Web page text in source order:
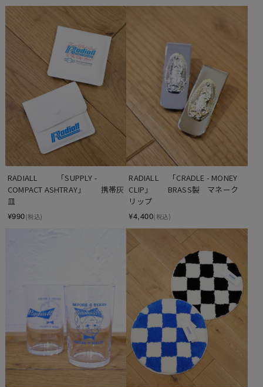
RADIALL  　　「SUPPLY -
COMPACT ASHTRAY」　　携帯灰
皿
¥990(税込)
RADIALL 　「CRADLE - MONEY
CLIP」　　BRASS製　マネーク
リップ
¥4,400(税込)